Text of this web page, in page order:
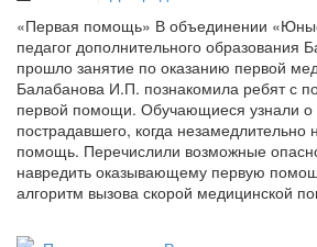
«Первая помощь» В объединении
педагог дополнительного образования
прошло занятие по оказанию первой
Балабанова И.П. познакомила ребят с
первой помощи. Обучающиеся узнали о
пострадавшего, когда незамедлительно
помощь. Перечислили возможные
навредить оказывающему первую
алгоритм вызова скорой медицинской